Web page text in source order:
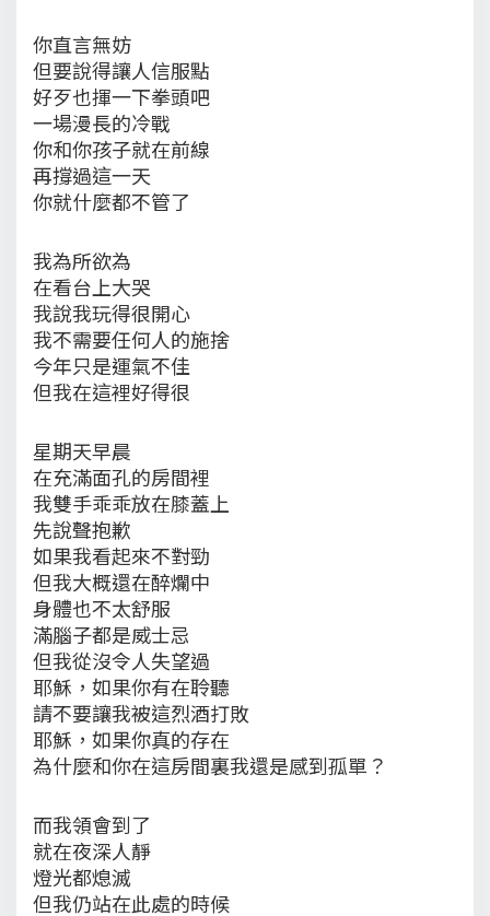
你直言無妨
但要說得讓人信服點
好歹也揮一下拳頭吧
一場漫長的冷戰
你和你孩子就在前線
再撐過這一天
你就什麼都不管了
我為所欲為
在看台上大哭
我說我玩得很開心
我不需要任何人的施捨
今年只是運氣不佳
但我在這裡好得很
星期天早晨
在充滿面孔的房間裡
我雙手乖乖放在膝蓋上
先說聲抱歉
如果我看起來不對勁
但我大概還在醉爛中
身體也不太舒服
滿腦子都是威士忌
但我從沒令人失望過
耶穌，如果你有在聆聽
請不要讓我被這烈酒打敗
耶穌，如果你真的存在
為什麼和你在這房間裏我還是感到孤單？
而我領會到了
就在夜深人靜
燈光都熄滅
但我仍站在此處的時候